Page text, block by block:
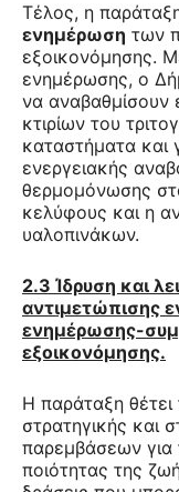
Τέλος, η
ενημέρωση των
εξοικονόμησης.
ενημέρωσης, ο
να αναβαθμίσουν
κτιρίων του
καταστήματα και
ενεργειακής
θερμομόνωσης
κελύφους και η
υαλοπινάκων.
2.3 Ίδρυση και
αντιμετώπισης
ενημέρωσης-
εξοικονόμησης.
Η παράταξη θέτει
στρατηγικής και
παρεμβάσεων για
ποιότητας της